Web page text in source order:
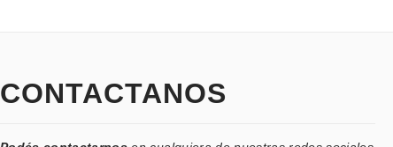
CONTACTANOS